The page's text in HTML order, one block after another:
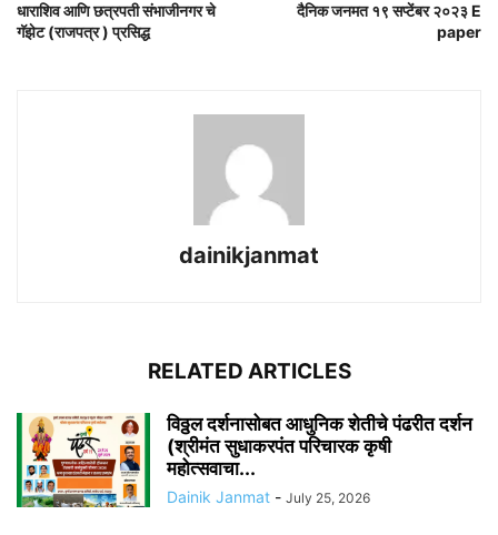
धाराशिव आणि छत्रपती संभाजीनगर चे
गॅझेट (राजपत्र ) प्रसिद्ध
दैनिक जनमत १९ सप्टेंबर २०२३ E
paper
dainikjanmat
RELATED ARTICLES
विठ्ठल दर्शनासोबत आधुनिक शेतीचे पंढरीत दर्शन
(श्रीमंत सुधाकरपंत परिचारक कृषी
महोत्सवाचा...
Dainik Janmat - July 25, 2026